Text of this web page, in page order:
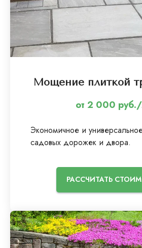
Мощение плиткой
от 2 000
Экономичное и
садовых дорожек и двора.
РАССЧИТАТЬ